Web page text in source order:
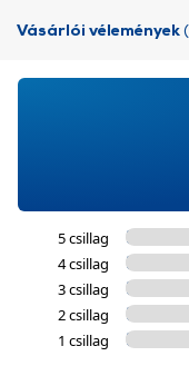
Vásárlói vélemények
5 csillag
4 csillag
3 csillag
2 csillag
1 csillag